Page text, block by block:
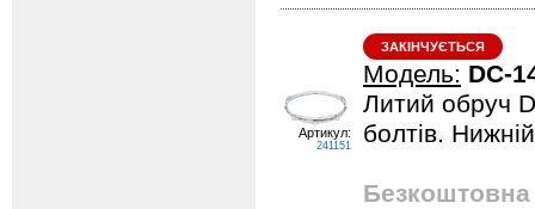
Артикул:
241151
ЗАКІНЧУЄТЬСЯ
Модель: DC-
Литий обруч
болтів. Нижній
Безкоштовна